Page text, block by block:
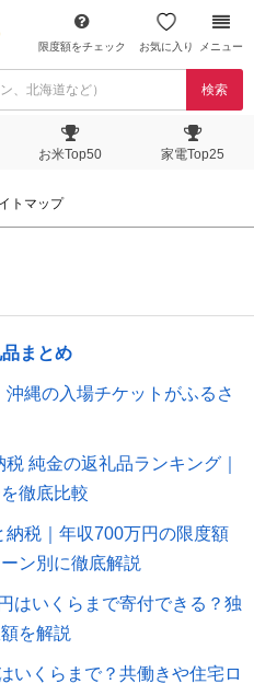
限度額をチェック お気に入り メニュー
検索
お米Top50 家電Top25
トマップ
まとめ
縄の入場チケットがふるさ
純金の返礼品ランキング｜
徹底比較
納税｜年収700万円の限度額
ン別に徹底解説
はいくらまで寄付できる？独
を解説
いくらまで？共働きや住宅ロ